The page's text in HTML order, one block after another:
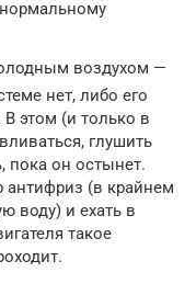
нормальному
воздухом —
нет, либо его
В этом (и только в
глушить
пока он остынет.
антифриз (в крайнем
воду) и ехать в
такое